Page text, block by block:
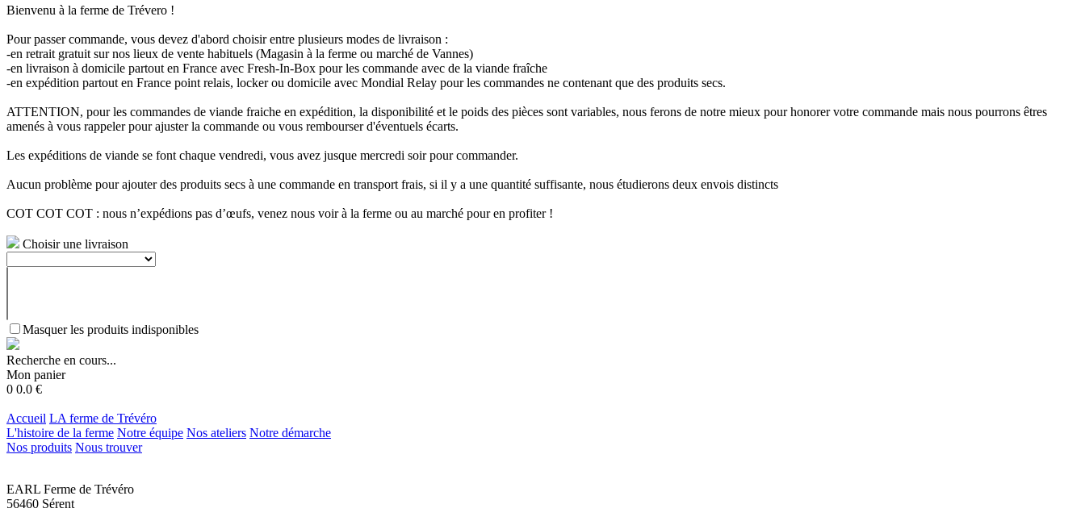
Bienvenu à la ferme de Trévero !
Pour passer commande, vous devez d'abord choisir entre plusieurs modes de livraison :
-en retrait gratuit sur nos lieux de vente habituels (Magasin à la ferme ou marché de Vannes)
-en livraison à domicile partout en France avec Fresh-In-Box pour les commande avec de la viande fraîche
-en expédition partout en France point relais, locker ou domicile avec Mondial Relay pour les commandes ne contenant que des produits secs.
ATTENTION, pour les commandes de viande fraiche en expédition, la disponibilité et le poids des pièces sont variables, nous ferons de notre mieux pour honorer votre commande mais nous pourrons êtres
amenés à vous rappeler pour ajuster la commande ou vous rembourser d'éventuels écarts.
Les expéditions de viande se font chaque vendredi, vous avez jusque mercredi soir pour commander.
Aucun problème pour ajouter des produits secs à une commande en transport frais, si il y a une quantité suffisante, nous étudierons deux envois distincts
COT COT COT : nous n’expédions pas d’œufs, venez nous voir à la ferme ou au marché pour en profiter !
Choisir une livraison
Masquer les produits indisponibles
Recherche en cours...
Mon panier
0 0.0 €
Accueil LA ferme de Trévéro
L'histoire de la ferme Notre équipe Nos ateliers Notre démarche
Nos produits Nous trouver
EARL Ferme de Trévéro
56460 Sérent